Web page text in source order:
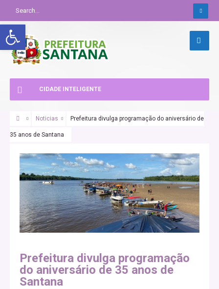
Abrir a barra de ferramentas
CIDADE INTELIGENTE
Noticias Prefeitura divulga programação do aniversário de
35 anos de Santana
Prefeitura divulga programação
do aniversário de 35 anos de
Santana